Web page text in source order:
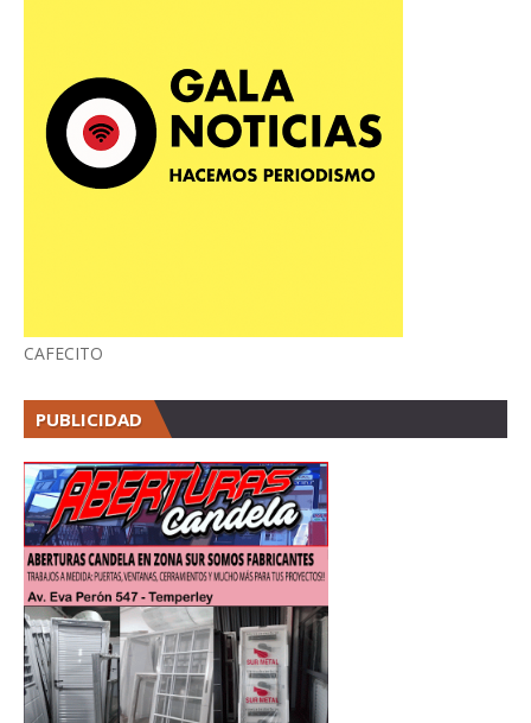
CAFECITO
PUBLICIDAD